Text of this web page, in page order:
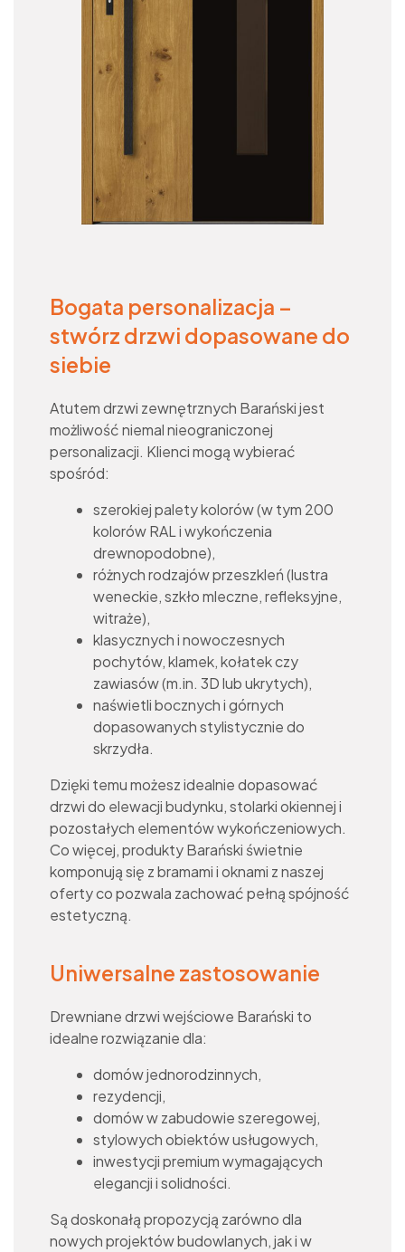
Bogata personalizacja –
stwórz drzwi dopasowane do
siebie
Atutem drzwi zewnętrznych Barański jest
możliwość niemal nieograniczonej
personalizacji. Klienci mogą wybierać
spośród:
szerokiej palety kolorów (w tym 200
kolorów RAL i wykończenia
drewnopodobne),
różnych rodzajów przeszkleń (lustra
weneckie, szkło mleczne, refleksyjne,
witraże),
klasycznych i nowoczesnych
pochytów, klamek, kołatek czy
zawiasów (m.in. 3D lub ukrytych),
naświetli bocznych i górnych
dopasowanych stylistycznie do
skrzydła.
Dzięki temu możesz idealnie dopasować
drzwi do elewacji budynku, stolarki okiennej i
pozostałych elementów wykończeniowych.
Co więcej, produkty Barański świetnie
komponują się z bramami i oknami z naszej
oferty co pozwala zachować pełną spójność
estetyczną.
Uniwersalne zastosowanie
Drewniane drzwi wejściowe Barański to
idealne rozwiązanie dla:
domów jednorodzinnych,
rezydencji,
domów w zabudowie szeregowej,
stylowych obiektów usługowych,
inwestycji premium wymagających
elegancji i solidności.
Są doskonałą propozycją zarówno dla
nowych projektów budowlanych, jak i w